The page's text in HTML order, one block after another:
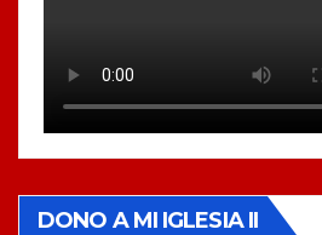
DONO A MI IGLESIA II